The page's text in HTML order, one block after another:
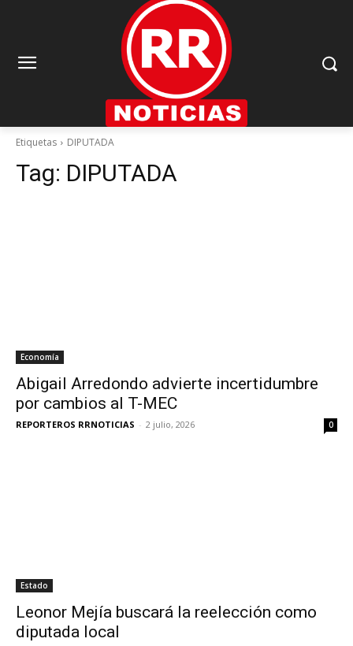
Etiquetas DIPUTADA
Tag: DIPUTADA
Economía
Abigail Arredondo advierte incertidumbre
por cambios al T-MEC
REPORTEROS RRNOTICIAS - 2 julio, 2026 0
Estado
Leonor Mejía buscará la reelección como
diputada local